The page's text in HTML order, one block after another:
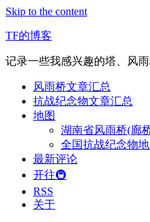
Skip to the content
TF的博客
记录一些我感兴趣的塔、风
风雨桥文章汇总
抗战纪念物文章汇总
地图
湖南省风雨桥(廊
全国抗战纪念物
最新评论
开往🚇
RSS
关于